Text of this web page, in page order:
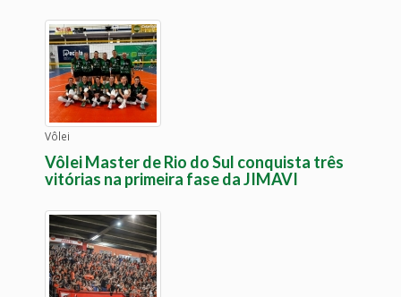
Vôlei
Vôlei Master de Rio do Sul conquista três
vitórias na primeira fase da JIMAVI